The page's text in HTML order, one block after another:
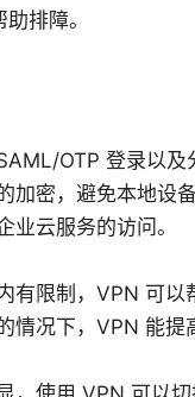
排障。
OTP 登录以及
密，避免本地设备
业云服务的访问。
限制，VPN 可以
况下，VPN 能提